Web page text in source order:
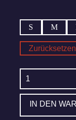
S M
Zurücksetzen
KIRNER
Dosenbier
Shirt
IN DEN